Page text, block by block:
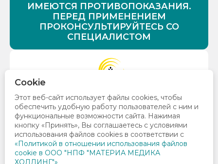
ИМЕЮТСЯ ПРОТИВОПОКАЗАНИЯ.
ПЕРЕД ПРИМЕНЕНИЕМ
ПРОКОНСУЛЬТИРУЙТЕСЬ СО
СПЕЦИАЛИСТОМ
Медика Холдинг»
129272, Москва, ул. Трифоновская, д. 47 , стр. 1, +7
(495) 276-15-71
Политика конфиденциальности
Фармаконадзор
Cookie
Этот веб-сайт использует файлы cookies, чтобы
обеспечить удобную работу пользователей с ним и
функциональные возможности сайта. Нажимая
кнопку «Принять», Вы соглашаетесь с условиями
использования файлов cookies в соответствии c
«Политикой в отношении использования файлов
cookie в ООО "НПФ "МАТЕРИА МЕДИКА
ХОЛДИНГ"»